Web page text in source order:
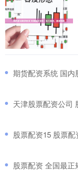
期货配资系统 国
天津股票配资公司
股票配资15 股票
股票配资 全国最